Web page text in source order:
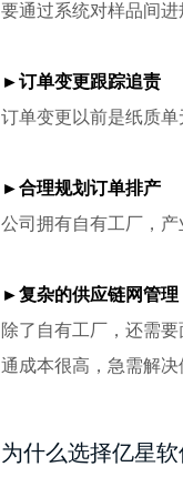
要通过系统对样品间
►订单变更跟踪追责
订单变更以前是纸质
►合理规划订单排产
公司拥有自有工厂，
►复杂的供应链网管理
除了自有工厂，还需
通成本很高，急需解决
为什么选择亿星